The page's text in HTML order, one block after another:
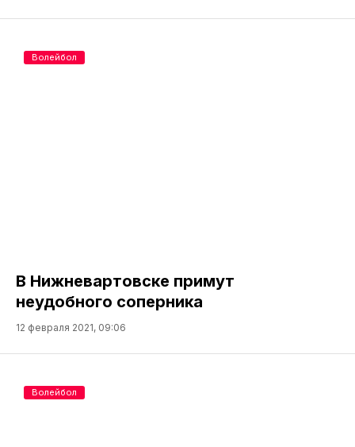
В Нижневартовске примут
неудобного соперника
12 февраля 2021, 09:06
Волейбол
Волейбол